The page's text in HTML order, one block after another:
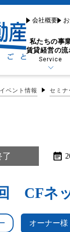
会社概要
私たちの事
賃貸経営の流
Service
賃
た
充
優
入
借
売
賃
ベント情報 セミナ
了
CFネッ
オーナー様